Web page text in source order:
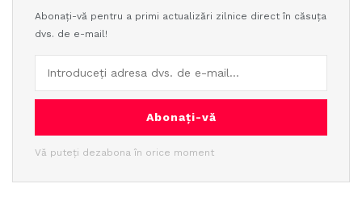
Abonați-vă pentru a primi actualizări zilnice direct în căsuța
dvs. de e-mail!
Abonați-vă
Vă puteți dezabona în orice moment